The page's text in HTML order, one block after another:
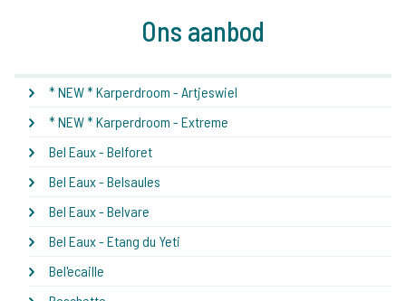
Ons aanbod
* NEW * Karperdroom - Artjeswiel
* NEW * Karperdroom - Extreme
Bel Eaux - Belforet
Bel Eaux - Belsaules
Bel Eaux - Belvare
Bel Eaux - Etang du Yeti
Bel'ecaille